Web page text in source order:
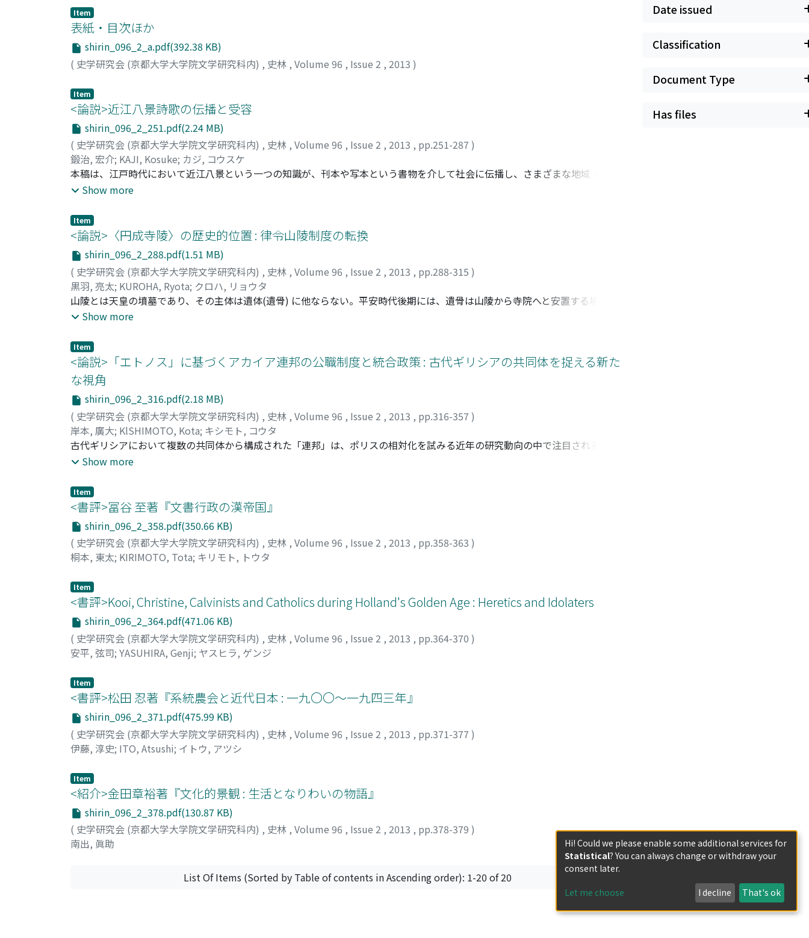
Item
表紙・目次ほか
shirin_096_2_a.pdf(392.38 KB)
( 史学研究会 (京都大学大学院文学研究科内) , 史林 , Volume 96 , Issue 2 , 2013 )
Item
<論説>近江八景詩歌の伝播と受容
shirin_096_2_251.pdf(2.24 MB)
( 史学研究会 (京都大学大学院文学研究科内) , 史林 , Volume 96 , Issue 2 , 2013 , pp.251-287 )
鍛治, 宏介; KAJI, Kosuke; カジ, コウスケ
本稿は、江戸時代において近江八景という一つの知識が、刊本や写本という書物を介して社会に伝播し、さまざまな地域・階層
の人々に教養として受容されていく過程を、近江八景を詠んだ漢詩と和歌を素材に検討したものである。まず朝廷や五山文化圏
詩集』の板元吉田四郎右衛門に注目して、吉田家は書肆を営む一方、院雑色という朝廷の下級役人としての側面も有し、朝廷の
知を社会に広げる回路として、近江八景詩歌が刊本世界へ流入する役割を果たしたことを指摘した。それから一八世紀以降の日
用教養書における展開に注目し、さまざまな誤謬も内包しつつ、手習教育の教材に利用されるなど、近江八景詩歌の伝播の射程
が格段に広まったことを明らかにした。以上の検討を通じて、江戸時代書物文化における知の流通構造の一端を描き出した。
Show more
Item
<論説>〈円成寺陵〉の歴史的位置 : 律令山陵制度の転換
shirin_096_2_288.pdf(1.51 MB)
( 史学研究会 (京都大学大学院文学研究科内) , 史林 , Volume 96 , Issue 2 , 2013 , pp.288-315 )
黒羽, 亮太; KUROHA, Ryota; クロハ, リョウタ
山陵とは天皇の墳墓であり、その主体は遺体(遺骨) に他ならない。平安時代後期には、遺骨は山陵から寺院へと安置する場所を
変えるが、このことは山陵が終焉し、新たに「寺の陵」が成立したことを意味するであろう。本稿では山陵に変わる新しい天皇
によって管理されていたのに対し、<寺陵>においては寺院がこれを行うようになる。このことは山陵使の陵前儀式に最も端的に
あらわれている。ここに律令山陵制度は大きな転換点を迎えることとなったが、一一世紀初頭に生ずるこの変化は、律令国家の
転回とも対応するものと考えられる。
Show more
Item
<論説>「エトノス」に基づくアカイア連邦の公職制度と統合政策 : 古代ギリシアの共同体を捉える新た
な視角
shirin_096_2_316.pdf(2.18 MB)
( 史学研究会 (京都大学大学院文学研究科内) , 史林 , Volume 96 , Issue 2 , 2013 , pp.316-357 )
岸本, 廣大; KlSHIMOTO, Kota; キシモト, コウタ
古代ギリシアにおいて複数の共同体から構成された「連邦」は、ポリスの相対化を試みる近年の研究動向の中で注目されるが、
依然ポリスのみを単位とした見方に規定されている部分がある。しかし、ヘレニズム時代のアカイア連邦の公職制度、特にノモ
アイデンティティに基づいた共同体「エトノス」という単位が有効であると考察した。そして、「エトノス」という単位による
分析からは、アカイア連邦が複数の「エトノス」から成り、公職制度において「エトノス」に配慮していたことが示された。さ
らに、碑文における「アカイア人のコイノン」という文言の用例と連邦の議会制度改革の経緯から、連邦の「エトノス」に対す
る統合政策を考察し、アカイア連邦が「エトノスの連邦」を志向していたことを明らかにした。
Show more
Item
<書評>冨谷 至著『文書行政の漢帝国』
shirin_096_2_358.pdf(350.66 KB)
( 史学研究会 (京都大学大学院文学研究科内) , 史林 , Volume 96 , Issue 2 , 2013 , pp.358-363 )
桐本, 東太; KIRIMOTO, Tota; キリモト, トウタ
Item
<書評>Kooi, Christine, Calvinists and Catholics during Holland's Golden Age : Heretics and Idolaters
shirin_096_2_364.pdf(471.06 KB)
( 史学研究会 (京都大学大学院文学研究科内) , 史林 , Volume 96 , Issue 2 , 2013 , pp.364-370 )
安平, 弦司; YASUHIRA, Genji; ヤスヒラ, ゲンジ
Item
<書評>松田 忍著『系統農会と近代日本 : 一九〇〇～一九四三年』
shirin_096_2_371.pdf(475.99 KB)
( 史学研究会 (京都大学大学院文学研究科内) , 史林 , Volume 96 , Issue 2 , 2013 , pp.371-377 )
伊藤, 淳史; ITO, Atsushi; イトウ, アツシ
Item
<紹介>金田章裕著『文化的景観 : 生活となりわいの物語』
shirin_096_2_378.pdf(130.87 KB)
( 史学研究会 (京都大学大学院文学研究科内) , 史林 , Volume 96 , Issue 2 , 2013 , pp.378-379 )
南出, 眞助
List Of Items (Sorted by Table of contents in Ascending order): 1-20 of 20
Date issued
Classification
Document Type
Has files
Hi! Could we please enable some additional services for
Statistical? You can always change or withdraw your
consent later.
Let me choose I decline That's ok